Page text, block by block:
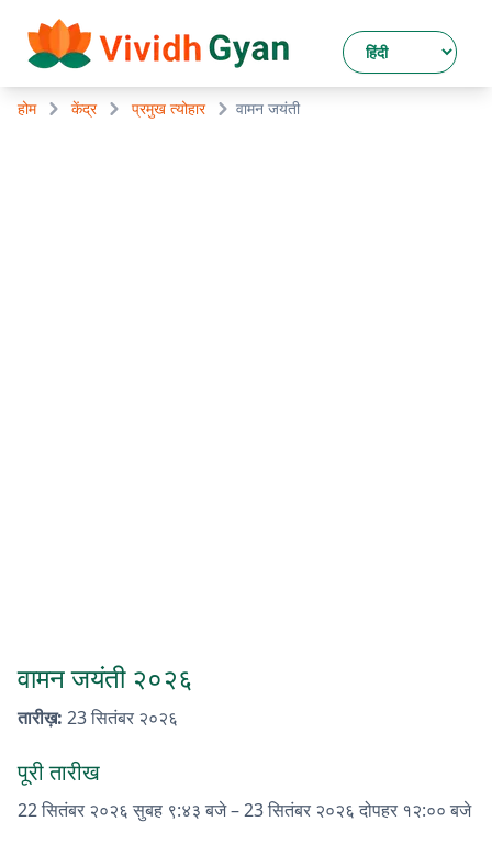
होम केंद्र प्रमुख त्योहार वामन जयंती
वामन जयंती २०२६
तारीख़: 23 सितंबर २०२६
पूरी तारीख
22 सितंबर २०२६ सुबह ९:४३ बजे–23 सितंबर २०२६ दोपहर १२:०० बजे